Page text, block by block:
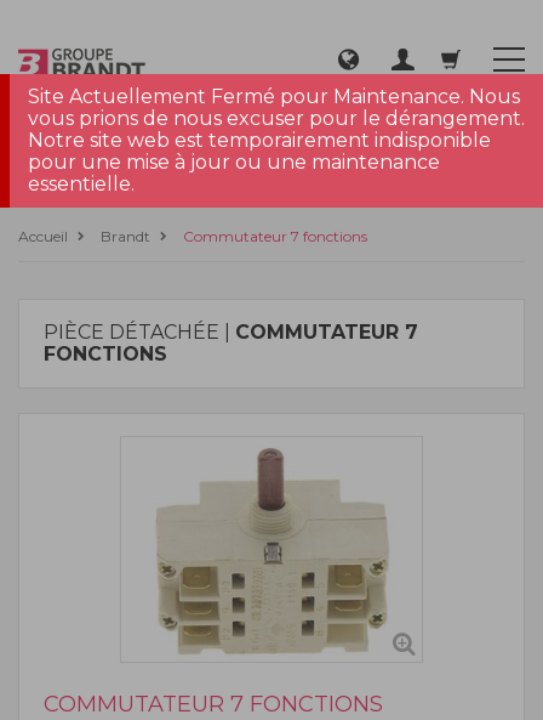
Site Actuellement Fermé pour Maintenance. Nous
vous prions de nous excuser pour le dérangement.
Notre site web est temporairement indisponible
pour une mise à jour ou une maintenance
essentielle.
Accueil Brandt Commutateur 7 fonctions
PIÈCE DÉTACHÉE | COMMUTATEUR 7
FONCTIONS
COMMUTATEUR 7 FONCTIONS